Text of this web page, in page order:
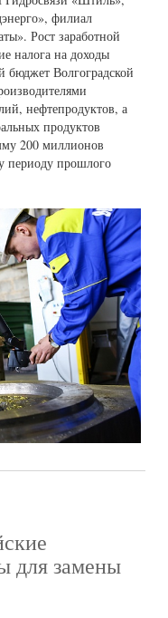
филиал
Рост заработной
налога на доходы
Волгоградской
нефтепродуктов, а
продуктов
200 миллионов
периоду прошлого
для замены